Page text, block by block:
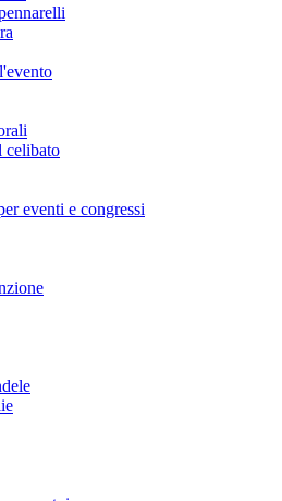
celibato
eventi e congressi